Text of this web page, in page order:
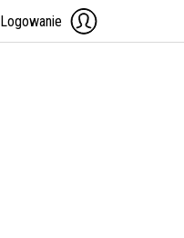
Logowanie